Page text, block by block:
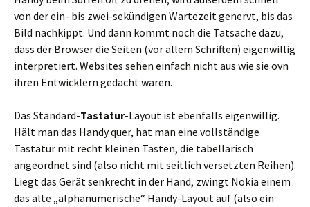
von der ein- bis zwei-sekündigen Wartezeit genervt, bis das
Bild nachkippt. Und dann kommt noch die Tatsache dazu,
dass der Browser die Seiten (vor allem Schriften) eigenwillig
interpretiert. Websites sehen einfach nicht aus wie sie ovn
ihren Entwicklern gedacht waren.
Das Standard-Tastatur-Layout ist ebenfalls eigenwillig.
Hält man das Handy quer, hat man eine vollständige
Tastatur mit recht kleinen Tasten, die tabellarisch
angeordnet sind (also nicht mit seitlich versetzten Reihen).
Liegt das Gerät senkrecht in der Hand, zwingt Nokia einem
das alte „alphanumerische“ Handy-Layout auf (also ein